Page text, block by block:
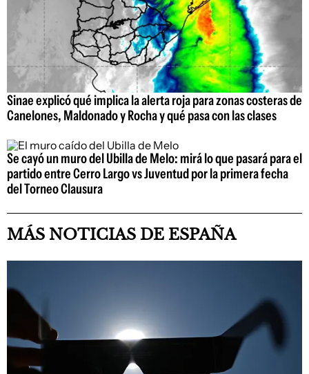
Sinae explicó qué implica la alerta roja para zonas costeras de
Canelones, Maldonado y Rocha y qué pasa con las clases
Se cayó un muro del Ubilla de Melo: mirá lo que pasará para el
partido entre Cerro Largo vs Juventud por la primera fecha
del Torneo Clausura
MÁS NOTICIAS DE ESPAÑA